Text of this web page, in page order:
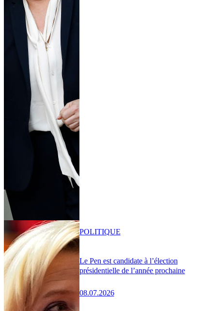
Le Pen est candidate à l’élection
présidentielle de l’année prochaine
08.07.2026
POLITIQUE